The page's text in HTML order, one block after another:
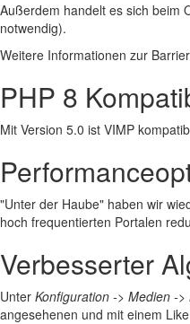
Außerdem handelt es sich beim
notwendig).
Weitere Informationen zur
PHP 8
Mit Version 5.0 ist VIMP
"Unter der Haube" haben wir
hoch frequentierten Portalen
Verbesserter
Unter Konfiguration -> Medien -
angesehenen und mit einem